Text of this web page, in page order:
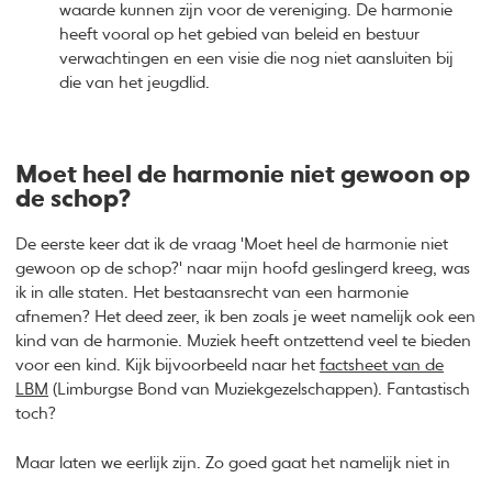
waarde kunnen zijn voor de vereniging. De harmonie
heeft vooral op het gebied van beleid en bestuur
verwachtingen en een visie die nog niet aansluiten bij
die van het jeugdlid.
Moet heel de harmonie niet gewoon op
de schop?
De eerste keer dat ik de vraag 'Moet heel de harmonie niet
gewoon op de schop?' naar mijn hoofd geslingerd kreeg, was
ik in alle staten. Het bestaansrecht van een harmonie
afnemen? Het deed zeer, ik ben zoals je weet namelijk ook een
kind van de harmonie. Muziek heeft ontzettend veel te bieden
voor een kind. Kijk bijvoorbeeld naar hetfactsheet van de
LBM (Limburgse Bond van Muziekgezelschappen). Fantastisch
toch?
Maar laten we eerlijk zijn. Zo goed gaat het namelijk niet in